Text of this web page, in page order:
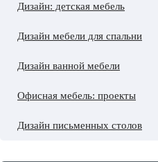
Дизайн: детская мебель
Дизайн мебели для спальни
Дизайн ванной мебели
Офисная мебель: проекты
Дизайн письменных столов